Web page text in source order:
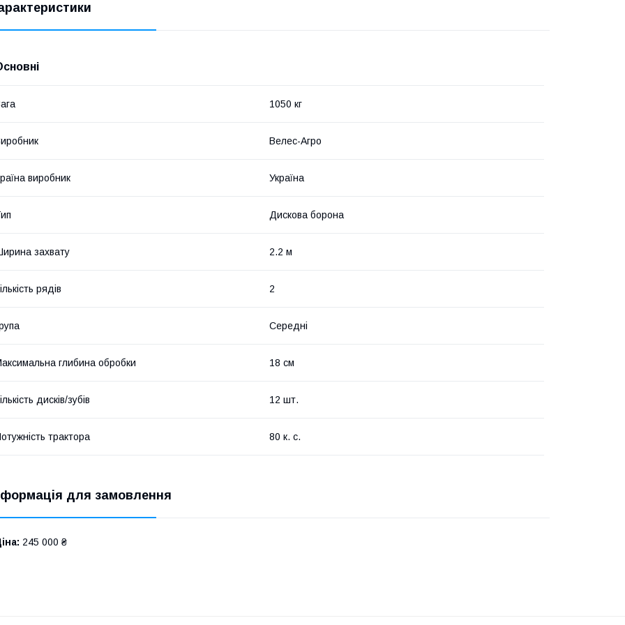
1050 кг
Велес-Агро
виробник Україна
Дискова борона
захвату 2.2 м
рядів 2
Середні
глибина обробки 18 см
дисків/зубів 12 шт.
трактора 80 к. с.
для замовлення
245 000 ₴